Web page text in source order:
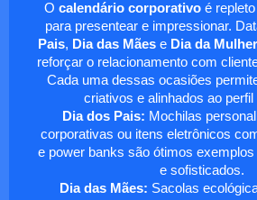
O calendário corporativo é
para presentear e impressionar.
Pais, Dia das Mãese Dia da Mulher
reforçar o relacionamento com
Cada uma dessas ocasiões
criativos e alinhados ao perfil
Dia dos Pais: Mochilas
corporativas ou itens eletrônicos
e power banks são ótimos
e sofisticados.
Dia das Mães: Sacolas